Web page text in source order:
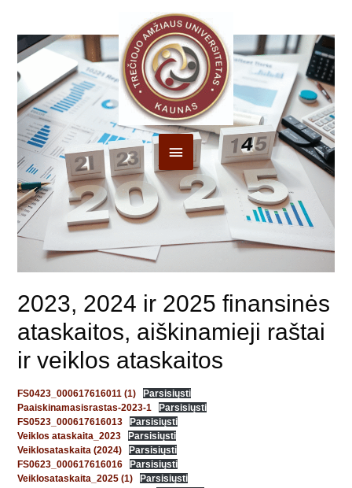
Pagrindinis
Meniu
2023, 2024 ir 2025 finansinės
ataskaitos, aiškinamieji raštai
ir veiklos ataskaitos
FS0423_000617616011 (1)
Parsisiųsti
Paaiskinamasisrastas-2023-1
Parsisiųsti
FS0523_000617616013
Parsisiųsti
Veiklos ataskaita_2023
Parsisiųsti
Veiklosataskaita (2024)
Parsisiųsti
FS0623_000617616016
Parsisiųsti
Veiklosataskaita_2025 (1)
Parsisiųsti